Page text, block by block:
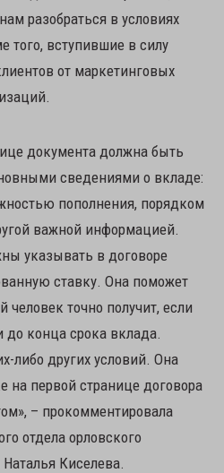
разобраться в условиях
того, вступившие в силу
от маркетинговых
документа должна быть
сведениями о вкладе:
пополнения, порядком
важной информацией.
указывать в договоре
ставку. Она поможет
человек точно получит, если
до конца срока вклада.
либо других условий. Она
на первой странице договора
– прокомментировала
отдела орловского
Киселева.